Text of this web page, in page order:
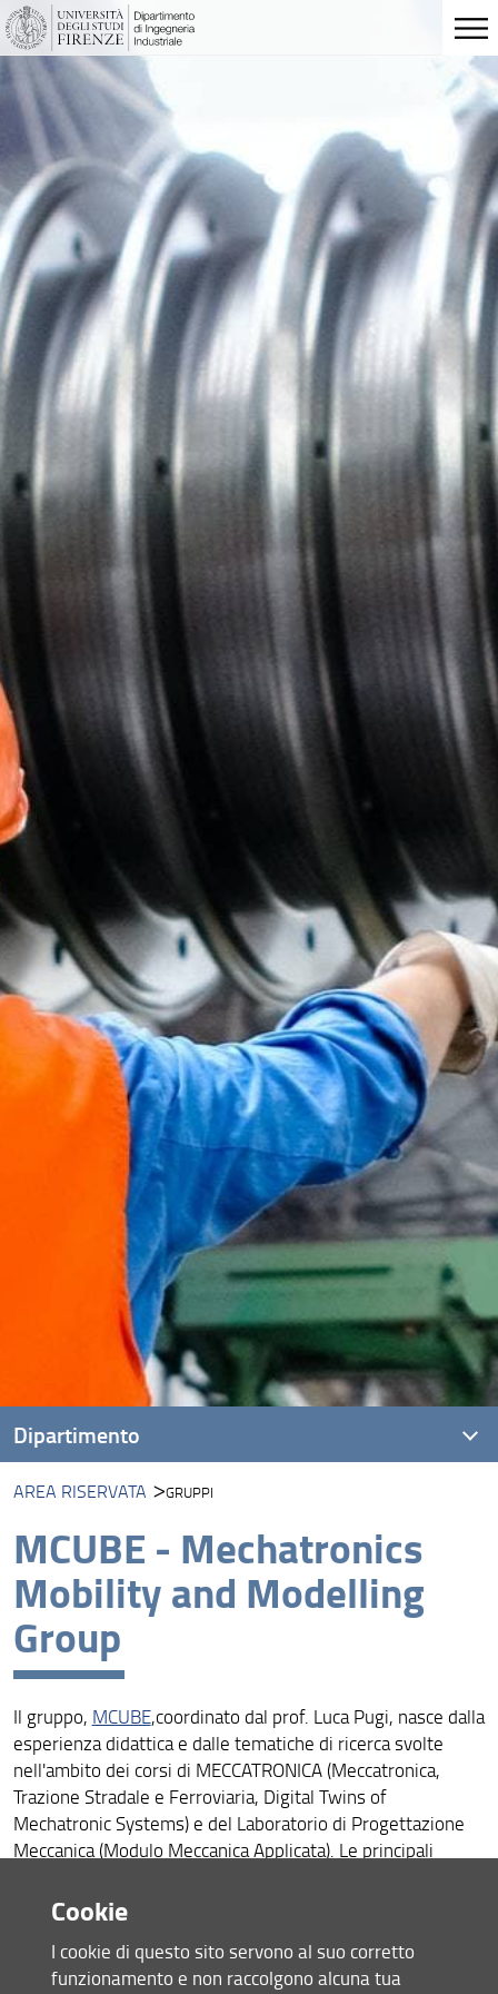
AREA RISERVATA GRUPPI
MCUBE - Mechatronics
Mobility and Modelling
Group
Il gruppo, MCUBE,coordinato dal prof. Luca Pugi, nasce dalla
esperienza didattica e dalle tematiche di ricerca svolte
nell'ambito dei corsi di MECCATRONICA (Meccatronica,
Trazione Stradale e Ferroviaria, Digital Twins of
Mechatronic Systems) e del Laboratorio di Progettazione
Meccanica (Modulo Meccanica Applicata). Le principali
Mobilità, la Modellazione di Sistemi Dinamici (meccanici,
in collaborazione con il laboratorio di MobilitàMOVING
Luca Pugi afferisce, ma anche con molti altri colleghi di
Dipartimento
Presentazione
Missione
Visione
Assicurazione della Qualità
Organizzazione
Persone
Struttura e Sedi
Bandi e Avvisi
Cookie
I cookie di questo sito servono al suo corretto
funzionamento e non raccolgono alcuna tua